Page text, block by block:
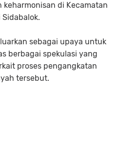
di Kecamatan
Sidabalok.
sebagai upaya untuk
berbagai spekulasi yang
proses pengangkatan
tersebut.